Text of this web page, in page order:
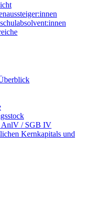
AnlV / SGB IV
Kernkapitals und